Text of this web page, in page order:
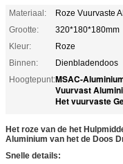
Materiaal:
Roze Vuurvaste
Grootte:
320*180*180mm
Kleur:
Roze
Binnen:
Dienbladendoos
Hoogtepunt:MSAC-
Vuurvast
Het vuurvaste
Het roze van de het
Aluminium van het de Doos
Snelle details: